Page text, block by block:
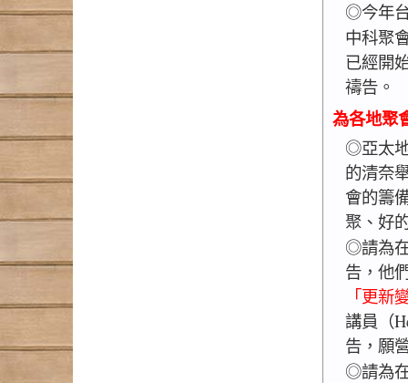
◎今年
中科聚
已經開
禱告。
為各地聚
◎亞太
的清奈
會的籌
聚、好
◎請為
告，他
「更新
講員（
告，願
◎請為